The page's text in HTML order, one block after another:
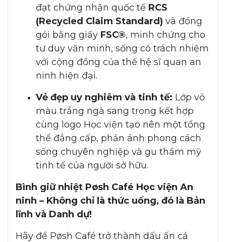
đạt chứng nhận quốc tế RCS
(Recycled Claim Standard) và đóng
gói bằng giấy FSC®, minh chứng cho
tư duy văn minh, sống có trách nhiệm
với cộng đồng của thế hệ sĩ quan an
ninh hiện đại.
Vẻ đẹp uy nghiêm và tinh tế: Lớp vỏ
màu trắng ngà sang trọng kết hợp
cùng logo Học viện tạo nên một tổng
thể đẳng cấp, phản ánh phong cách
sống chuyên nghiệp và gu thẩm mỹ
tinh tế của người sở hữu.
Bình giữ nhiệt Pøsh Café Học viện An
ninh – Không chỉ là thức uống, đó là Bản
lĩnh và Danh dự!
Hãy để Pøsh Café trở thành dấu ấn cá